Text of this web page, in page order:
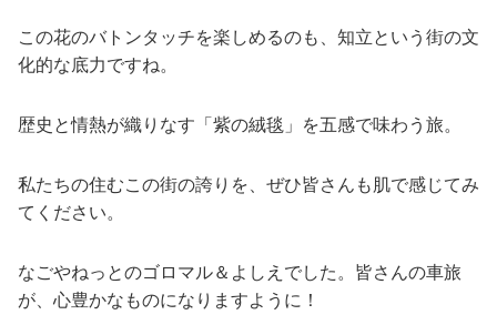
この花のバトンタッチを楽しめるのも、知立という街の文
化的な底力ですね。
歴史と情熱が織りなす「紫の絨毯」を五感で味わう旅。
私たちの住むこの街の誇りを、ぜひ皆さんも肌で感じてみ
てください。
なごやねっとのゴロマル＆よしえでした。皆さんの車旅
が、心豊かなものになりますように！